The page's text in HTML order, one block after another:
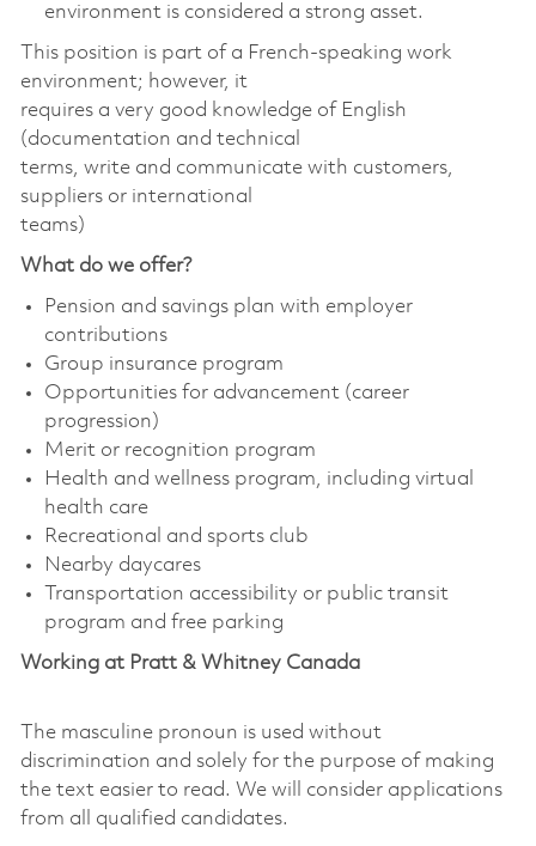
environment is considered a strong asset.
This position is part of a French-speaking work
environment; however, it
requires a very good knowledge of English
(documentation and technical
terms, write and communicate with customers,
suppliers or international
teams)
What do we offer?
Pension and savings plan with employer
contributions
Group insurance program
Opportunities for advancement (career
progression)
Merit or recognition program
Health and wellness program, including virtual
health care
Recreational and sports club
Nearby daycares
Transportation accessibility or public transit
program and free parking
Working at Pratt & Whitney Canada
The masculine pronoun is used without
discrimination and solely for the purpose of making
the text easier to read. We will consider applications
from all qualified candidates.